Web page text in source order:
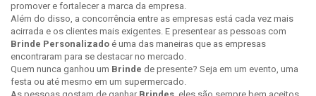
promover e fortalecer a marca da empresa.
Além do disso, a concorrência entre as empresas está cada vez mais
acirrada e os clientes mais exigentes. E presentear as pessoas com
Brinde Personalizado é uma das maneiras que as empresas
encontraram para se destacar no mercado.
Quem nunca ganhou um Brinde de presente? Seja em um evento, uma
festa ou até mesmo em um supermercado.